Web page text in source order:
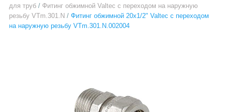
для труб / Фитинг обжимной Valtec с переходом на наружную
резьбу VTm.301.N / Фитинг обжимной 20х1/2" Valtec с переходом
на наружную резьбу VTm.301.N.002004